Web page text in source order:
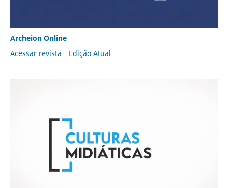
Archeion Online
Acessar revista
Edição Atual